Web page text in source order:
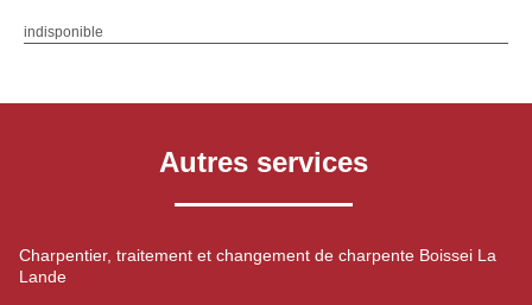
indisponible
Autres services
Charpentier, traitement et changement de charpente Boissei La
Lande